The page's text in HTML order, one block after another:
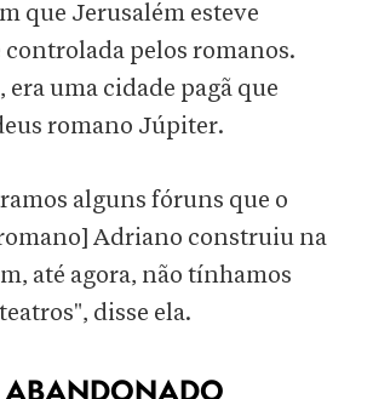
que Jerusalém esteve
pelos romanos.
era uma cidade pagã que
romano Júpiter.
alguns fóruns que o
Adriano construiu na
até agora, não tínhamos
disse ela.
ABANDONADO